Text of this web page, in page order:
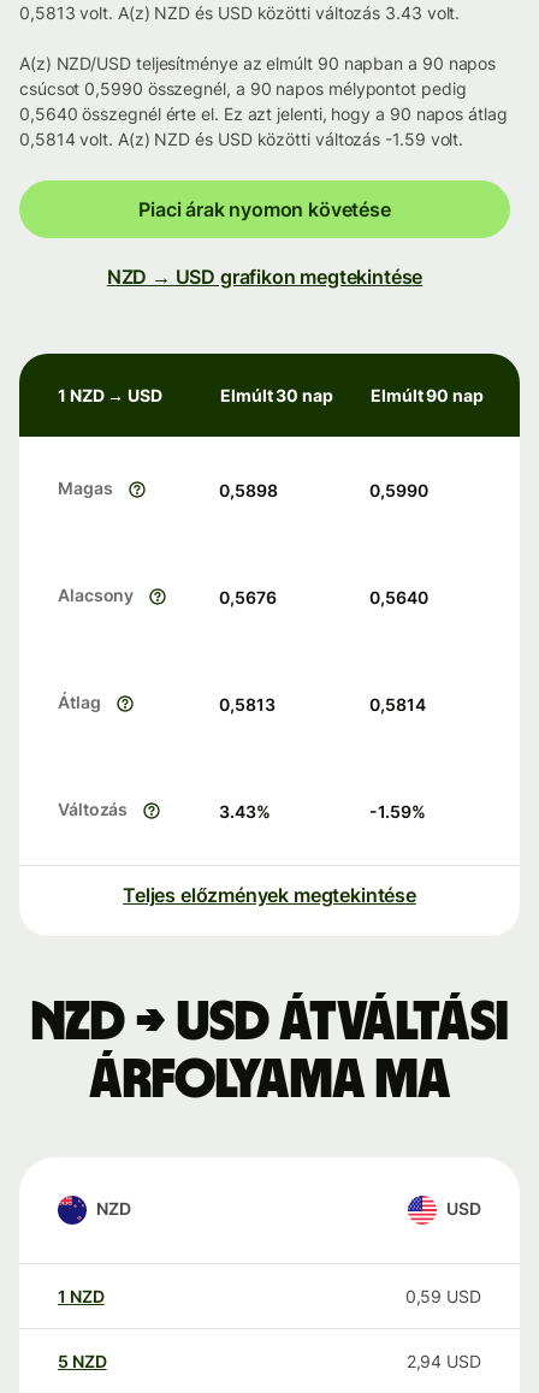
0,5813 volt. A(z) NZD és USD közötti változás 3.43 volt.
A(z) NZD/USD teljesítménye az elmúlt 90 napban a 90 napos
csúcsot 0,5990 összegnél, a 90 napos mélypontot pedig
0,5640 összegnél érte el. Ez azt jelenti, hogy a 90 napos átlag
0,5814 volt. A(z) NZD és USD közötti változás -1.59 volt.
Piaci árak nyomon követése
NZD → USD grafikon megtekintése
1 NZD → USD Elmúlt 30 nap Elmúlt 90 nap
Magas 0,5898 0,5990
Alacsony 0,5676 0,5640
Átlag 0,5813 0,5814
Változás 3.43% -1.59%
Teljes előzmények megtekintése
NZD → USD átváltási
árfolyama ma
NZD USD
1 NZD 0,59 USD
5 NZD 2,94 USD